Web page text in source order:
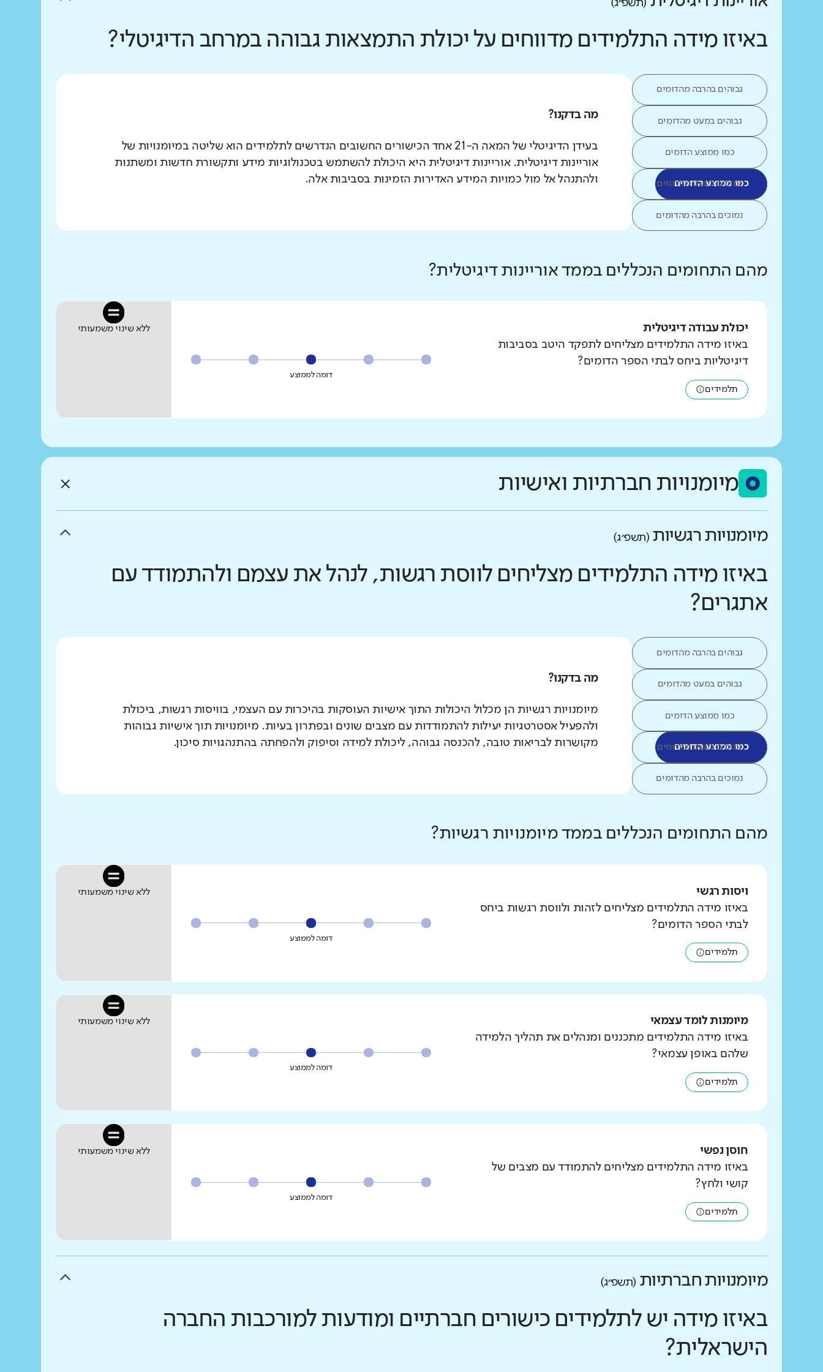
(תשפ״ג)
באיזו מידה התלמידים מדווחים על יכולת התמצאות גבוהה במרחב הדיגיטלי?
גבוהים בהרבה מהדומים
גבוהים במעט מהדומים
כמו ממוצע הדומים
כמו ממוצע הדומים
נמוכים במעט מהדומים
נמוכים בהרבה מהדומים
מה בדקנו?
בעידן הדיגיטלי של המאה ה-21 אחד הכישורים החשובים הנדרשים לתלמידים הוא שליטה במיומנויות של
אוריינות דיגיטלית. אוריינות דיגיטלית היא היכולת להשתמש בטכנולוגיות מידע ותקשורת חדשות ומשתנות
ולהתנהל אל מול כמויות המידע האדירות הזמינות בסביבות אלה.
מהם התחומים הנכללים בממד אוריינות דיגיטלית?
יכולת עבודה דיגיטלית
באיזו מידה התלמידים מצליחים לתפקד היטב בסביבות
דיגיטליות ביחס לבתי הספר הדומים?
תלמידים
דומה לממוצע
ללא שינוי משמעותי
מיומנויות חברתיות ואישיות
מיומנויות רגשיות(תשפ״ג)
באיזו מידה התלמידים מצליחים לווסת רגשות, לנהל את עצמם ולהתמודד עם
אתגרים?
גבוהים בהרבה מהדומים
גבוהים במעט מהדומים
כמו ממוצע הדומים
כמו ממוצע הדומים
נמוכים במעט מהדומים
נמוכים בהרבה מהדומים
מה בדקנו?
מיומנויות רגשיות הן מכלול היכולות התוך אישיות העוסקות בהיכרות עם העצמי, בוויסות רגשות, ביכולת
ולהפעיל אסטרטגיות יעילות להתמודדות עם מצבים שונים ובפתרון בעיות. מיומנויות תוך אישיות גבוהות
מקושרות לבריאות טובה, להכנסה גבוהה, ליכולת למידה וסיפוק ולהפחתה בהתנהגויות סיכון.
מהם התחומים הנכללים בממד מיומנויות רגשיות?
ויסות רגשי
באיזו מידה התלמידים מצליחים לזהות ולווסת רגשות ביחס
לבתי הספר הדומים?
תלמידים
דומה לממוצע
ללא שינוי משמעותי
מיומנות לומד עצמאי
באיזו מידה התלמידים מתכננים ומנהלים את תהליך הלמידה
שלהם באופן עצמאי?
תלמידים
דומה לממוצע
ללא שינוי משמעותי
חוסן נפשי
באיזו מידה התלמידים מצליחים להתמודד עם מצבים של
קושי ולחץ?
תלמידים
דומה לממוצע
ללא שינוי משמעותי
מיומנויות חברתיות (תשפ״ג)
באיזו מידה יש לתלמידים כישורים חברתיים ומודעות למורכבות החברה
הישראלית?